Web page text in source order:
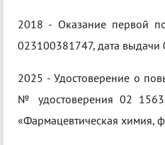
2018 - Оказание первой
023100381747, дата выдачи
2025 - Удостоверение о
№ удостоверения 02
«Фармацевтическая химия,